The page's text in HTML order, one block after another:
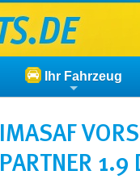
Ihr Fahrzeug
IMASAF
PARTNER